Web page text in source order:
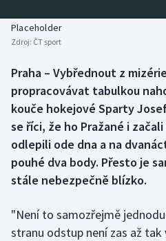
Biatlon
Box
Curling
Dostihy
Futsal
Aplikace ČT sport
Placeholder
Zdroj: ČT sport
Praha – Vybřednout z
propracovávat tabulkou
kouče hokejové Sparty
se říci, že ho Pražané i
odlepili ode dna a na
pouhé dva body. Přesto je
stále nebezpečně blízko.
"Není to samozřejmě
stranu odstup není zas až tak